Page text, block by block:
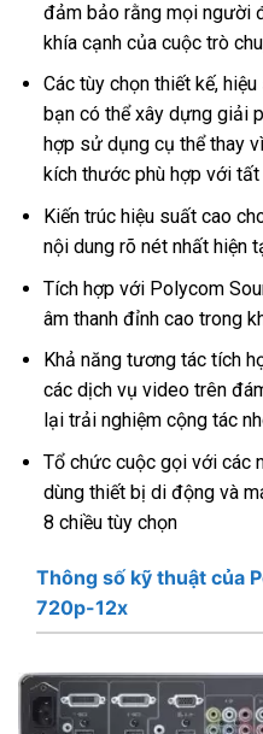
đảm bảo rằng mọi người
khía cạnh của cuộc trò
Các tùy chọn thiết kế,
bạn có thể xây dựng giải
hợp sử dụng cụ thể thay
kích thước phù hợp với tất
Kiến trúc hiệu suất cao
nội dung rõ nét nhất hiện
Tích hợp với Polycom
âm thanh đỉnh cao trong
Khả năng tương tác tích
các dịch vụ video trên
lại trải nghiệm cộng tác
Tổ chức cuộc gọi với các
dùng thiết bị di động và
8 chiều tùy chọn
Thông số kỹ thuật của
720p-12x